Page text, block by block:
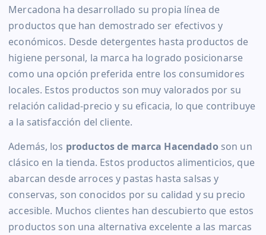
Mercadona ha desarrollado su propia línea de
productos que han demostrado ser efectivos y
económicos. Desde detergentes hasta productos de
higiene personal, la marca ha logrado posicionarse
como una opción preferida entre los consumidores
locales. Estos productos son muy valorados por su
relación calidad-precio y su eficacia, lo que contribuye
a la satisfacción del cliente.
Además, los productos de marca Hacendado son un
clásico en la tienda. Estos productos alimenticios, que
abarcan desde arroces y pastas hasta salsas y
conservas, son conocidos por su calidad y su precio
accesible. Muchos clientes han descubierto que estos
productos son una alternativa excelente a las marcas